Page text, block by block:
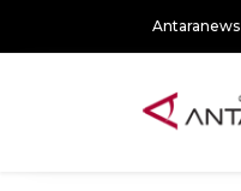
Antaranews